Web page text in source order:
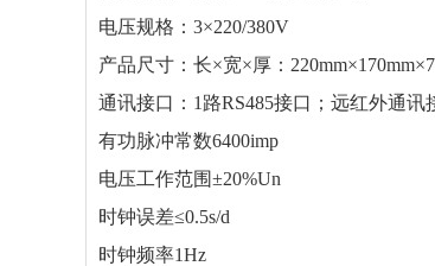
电压规格：3×220/380V
产品尺寸：长×宽×厚：
通讯接口：1路RS485接口；远红外通讯
有功脉冲常数6400imp
电压工作范围±20%Un
时钟误差≤0.5s/d
时钟频率1Hz